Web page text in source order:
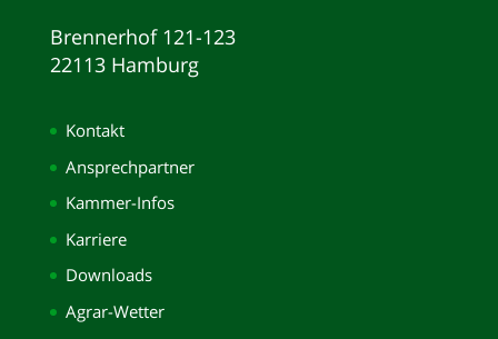
Brennerhof 121-123
22113 Hamburg
Kontakt
Ansprechpartner
Kammer-Infos
Karriere
Downloads
Agrar-Wetter